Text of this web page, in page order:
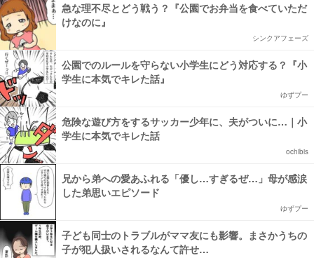
急な理不尽とどう戦う？『公園でお弁当を食べていただ
けなのに』
シンクアフェーズ
公園でのルールを守らない小学生にどう対応する？『小
学生に本気でキレた話』
ゆずプー
危険な遊び方をするサッカー少年に、夫がついに…｜小
学生に本気でキレた話
ochibis
兄から弟への愛あふれる「優し…すぎるぜ…」母が感涙
した弟思いエピソード
ゆずプー
子ども同士のトラブルがママ友にも影響。まさかうちの
子が犯人扱いされるなんて許せ…